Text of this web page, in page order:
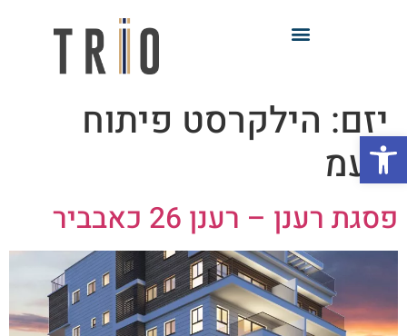
פתח סרגל נגישות
יזם: הילקרסט פיתוח
בעמ
פסגת רענן – רענן 26 כאבביר